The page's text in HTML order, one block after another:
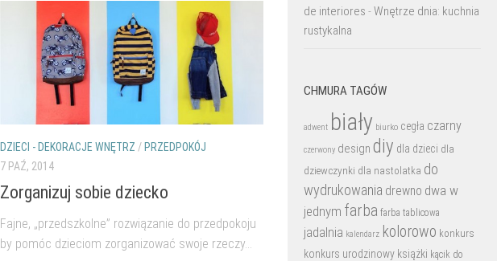
DZIECI - DEKORACJE WNĘTRZ / PRZEDPOKÓJ
7 PAŹ, 2014
Zorganizuj sobie dziecko
Fajne, „przedszkolne” rozwiązanie do przedpokoju
by pomóc dzieciom zorganizować swoje rzeczy...
de interiores -Wnętrze dnia: kuchnia
rustykalna
CHMURA TAGÓW
adwent biały biurko cegła czarny
czerwony design diy dla dzieci dla
dziewczynki dla nastolatka do
wydrukowania drewno dwa w
jednym farba farba tablicowa
jadalnia kalendarz kolorowo konkurs
konkurs urodzinowy książki kącik do